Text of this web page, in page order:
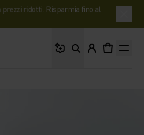
ridotti. Risparmia fino al